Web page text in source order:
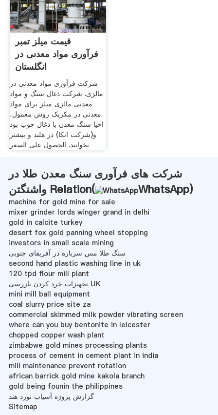
قیمت میلز تمبر
فرآوری مواد معدنی در
انگلستان
شرکت فرآوری مواد معدنی در
مالزی. شرکت ذغال سنگ و مواد
معدنی مالزی میلز برای مواد
معدنی در مکزیک روش معمول،
احیا سنگ معدن با ذغال چوب بود
و(شرکت انکا) در هلند و بیشتر
بخوانید. الحصول على السعر
شرکت های فرآوری سنگ معدن طلا در
واشنگتن Relation(
WhatsApp)
machine for gold mine for sale
mixer grinder lords winger grand in delhi
gold in calcite turkey
desert fox gold panning wheel stopping
investors in small scale mining
سنگ طلا مس سرباره در آفریقای جنوبی
second hand plastic washing line in uk
120 tpd flour mill plant
تجهیزات خرد کردن بازرسی UK
mini mill ball equipment
coal slurry price site za
commercial skimmed milk powder vibrating screen
where can you buy bentonite in leicester
chopped copper wash plant
zimbabwe gold mines processing plants
process of cement in cement plant in india
mill maintenance prevent rotation
african barrick gold mine kakola branch
gold being founin the philippines
گزارش پروژه آسیاب نورد هند
Sitemap